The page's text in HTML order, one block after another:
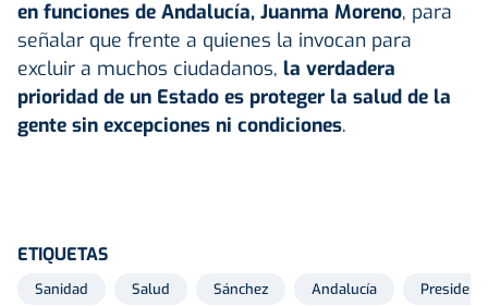
en funciones de Andalucía, Juanma Moreno, para
señalar que frente a quienes la invocan para
excluir a muchos ciudadanos, la verdadera
prioridad de un Estado es proteger la salud de la
gente sin excepciones ni condiciones.
ETIQUETAS
Sanidad Salud Sánchez Andalucía